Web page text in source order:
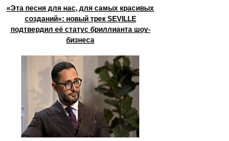
«Эта песня для нас, для самых красивых
созданий»: новый трек SEVILLE
подтвердил её статус бриллианта шоу-
бизнеса